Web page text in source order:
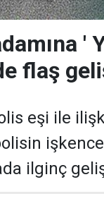
'
flaş
eşi ile
işkence
ilginç